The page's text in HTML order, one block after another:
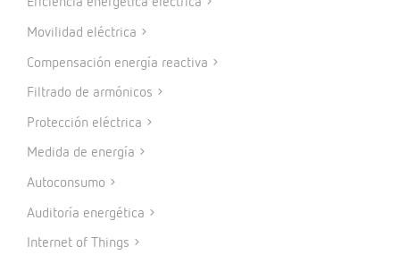
Eficiencia energética eléctrica
Movilidad eléctrica
Compensación energía reactiva
Filtrado de armónicos
Protección eléctrica
Medida de energía
Autoconsumo
Auditoría energética
Internet of Things